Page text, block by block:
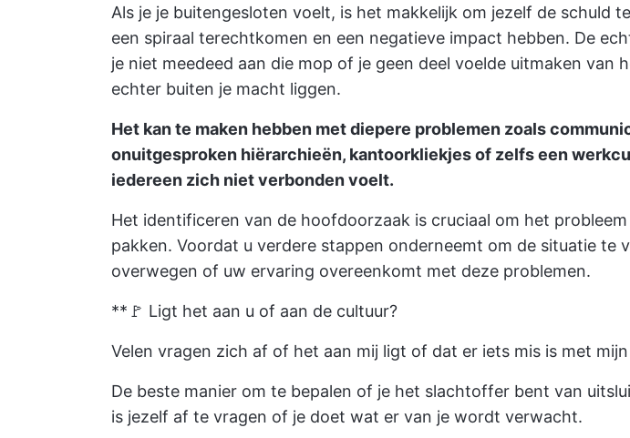
Als je je buitengesloten voelt, is het makkelijk om jezelf de schuld
een spiraal terechtkomen en een negatieve impact hebben. De
je niet meedeed aan die mop of je geen deel voelde uitmaken van
echter buiten je macht liggen.
Het kan te maken hebben met diepere problemen zoals
onuitgesproken hiërarchieën, kantoorkliekjes of zelfs een
iedereen zich niet verbonden voelt.
Het identificeren van de hoofdoorzaak is cruciaal om het
pakken. Voordat u verdere stappen onderneemt om de situatie te
overwegen of uw ervaring overeenkomt met deze problemen.
**🚩 Ligt het aan u of aan de cultuur?
Velen vragen zich af of het aan mij ligt of dat er iets mis is met
De beste manier om te bepalen of je het slachtoffer bent van
is jezelf af te vragen of je doet wat er van je wordt verwacht.